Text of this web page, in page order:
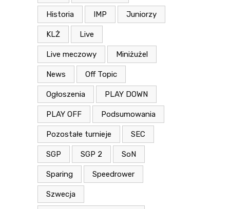
Historia IMP Juniorzy
KLŻ Live
Live meczowy Miniżużel
News Off Topic
Ogłoszenia PLAY DOWN
PLAY OFF Podsumowania
Pozostałe turnieje SEC
SGP SGP 2 SoN
Sparing Speedrower
Szwecja